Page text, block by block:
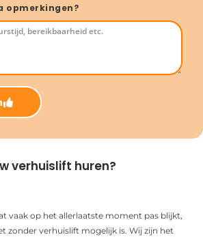
opmerkingen?
verhuislift huren?
vaak op het allerlaatste moment pas blijkt,
zonder verhuislift mogelijk is. Wij zijn het